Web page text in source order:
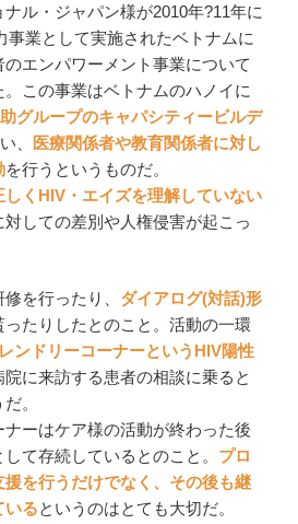
ル・ジャパン様が2010年?11年に
事業として実施されたベトナムに
エンパワーメント事業について
この事業はベトナムのハノイに
グループのキャパシティービルデ
、
医療関係者や教育関係者に対し
を行うというものだ。
しくHIV・エイズを理解していない
対しての差別や人権侵害が起こっ
を行ったり、 ダイアログ(対話)形
たりしたとのこと。活動の一環
ンドリーコーナーというHIV陽性
院に来訪する患者の相談に乗ると
。
ーはケア様の活動が終わった後
て存続しているとのこと。 プロ
を行うだけでなく、その後も継
いるというのはとても大切だ。